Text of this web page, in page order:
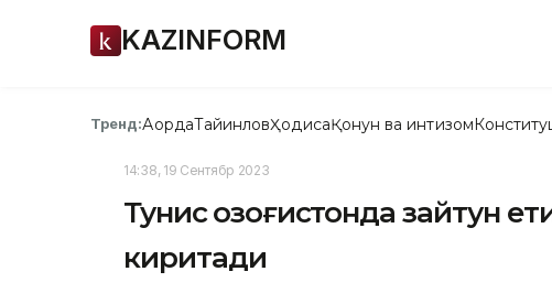
KAZINFORM
Тренд:АқордаТайинловҲодисаҚонун ва интизом
14:38, 19 Сентябр 2023
Тунис Қозоғистонда зайтун
киритади